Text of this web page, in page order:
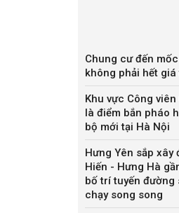
Chung cư đến
không phải hết giá
Khu vực Công viên
là điểm bắn pháo
bộ mới tại Hà Nội
Hưng Yên sắp xây
Hiến - Hưng Hà
bố trí tuyến đường
chạy song song